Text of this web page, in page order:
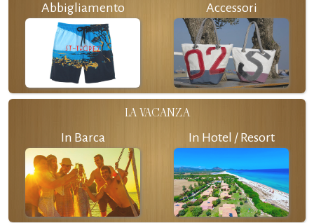
Abbigliamento Accessori
LA VACANZA
In Barca In Hotel / Resort